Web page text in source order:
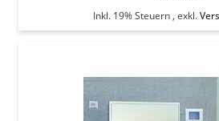
Inkl. 19% Steuern , exkl.